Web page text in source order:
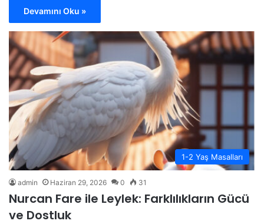
Devamını Oku »
1-2 Yaş Masalları
admin Haziran 29, 2026 0 31
Nurcan Fare ile Leylek: Farklılıkların Gücü
ve Dostluk